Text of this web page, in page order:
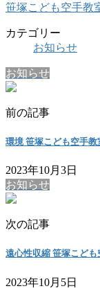
笹塚こども空手教
カテゴリー
お知らせ
お知らせ
前の記事
環境 笹塚こども空手
2023年10月3日
お知らせ
次の記事
遠心性収縮 笹塚こど
2023年10月5日